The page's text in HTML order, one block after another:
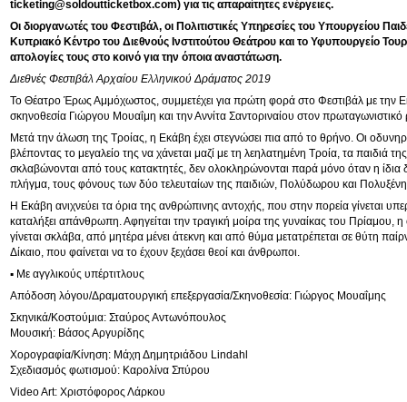
ticketing@soldoutticketbox.com) για τις απαραίτητες ενέργειες.
Οι διοργανωτές του Φεστιβάλ, οι Πολιτιστικές Υπηρεσίες του Υπουργείου
Κυπριακό Κέντρο του Διεθνούς Ινστιτούτου Θεάτρου και το Υφυπουργείο
απολογίες τους στο κοινό για την όποια αναστάτωση.
Διεθνές Φεστιβάλ Αρχαίου Ελληνικού Δράματος 2019
Το Θέατρο Έρως Αμμόχωστος, συμμετέχει για πρώτη φορά στο Φεστιβάλ με την
σκηνοθεσία Γιώργου Μουαΐμη και την Αννίτα Σαντοριναίου στον πρωταγωνιστικό
Μετά την άλωση της Τροίας, η Εκάβη έχει στεγνώσει πια από το θρήνο. Οι
βλέποντας το μεγαλείο της να χάνεται μαζί με τη λεηλατημένη Τροία, τα παιδιά
σκλαβώνονται από τους κατακτητές, δεν ολοκληρώνονται παρά μόνο όταν η ίδια
πλήγμα, τους φόνους των δύο τελευταίων της παιδιών, Πολύδωρου και
Η Εκάβη ανιχνεύει τα όρια της ανθρώπινης αντοχής, που στην πορεία γίνεται
καταλήξει απάνθρωπη. Αφηγείται την τραγική μοίρα της γυναίκας του Πρίαμου,
γίνεται σκλάβα, από μητέρα μένει άτεκνη και από θύμα μετατρέπεται σε θύτη
Δίκαιο, που φαίνεται να το έχουν ξεχάσει θεοί και άνθρωποι.
▪ Με αγγλικούς υπέρτιτλους
Απόδοση λόγου/Δραματουργική επεξεργασία/Σκηνοθεσία: Γιώργος Μουαΐμης
Σκηνικά/Κοστούμια: Σταύρος Αντωνόπουλος
Μουσική: Βάσος Αργυρίδης
Χορογραφία/Κίνηση: Μάχη Δημητριάδου Lindahl
Σχεδιασμός φωτισμού: Καρολίνα Σπύρου
Video Art: Χριστόφορος Λάρκου